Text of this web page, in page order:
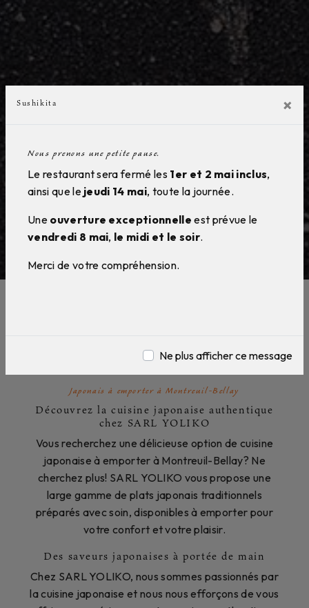
Sushikita ×
Nous prenons une petite pause.
Le restaurant sera fermé les 1er et 2 mai inclus,
ainsi que le jeudi 14 mai, toute la journée.
Une ouverture exceptionnelle est prévue le
vendredi 8 mai, le midi et le soir.
Merci de votre compréhension.
Ne plus afficher ce message
Montreuil-Bellay
Japonais à emporter à Montreuil-Bellay
Découvrez la cuisine japonaise authentique
chez SARL YOLIKO
Vous recherchez une délicieuse option de cuisine
japonaise à emporter à Montreuil-Bellay? Ne
cherchez plus! SARL YOLIKO vous propose une
large gamme de plats japonais traditionnels
préparés avec soin, disponibles à emporter pour
votre confort et votre plaisir.
Des saveurs japonaises à portée de main
Chez SARL YOLIKO, nous sommes passionnés par
la cuisine japonaise et nous nous efforçons de vous